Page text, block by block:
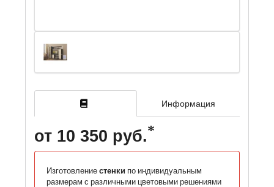
Информация
от 10 350 руб.
Изготовлениестенки по индивидуальным
размерам с различными цветовыми решениями